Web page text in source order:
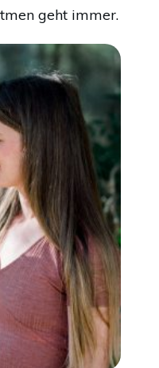
geht immer.